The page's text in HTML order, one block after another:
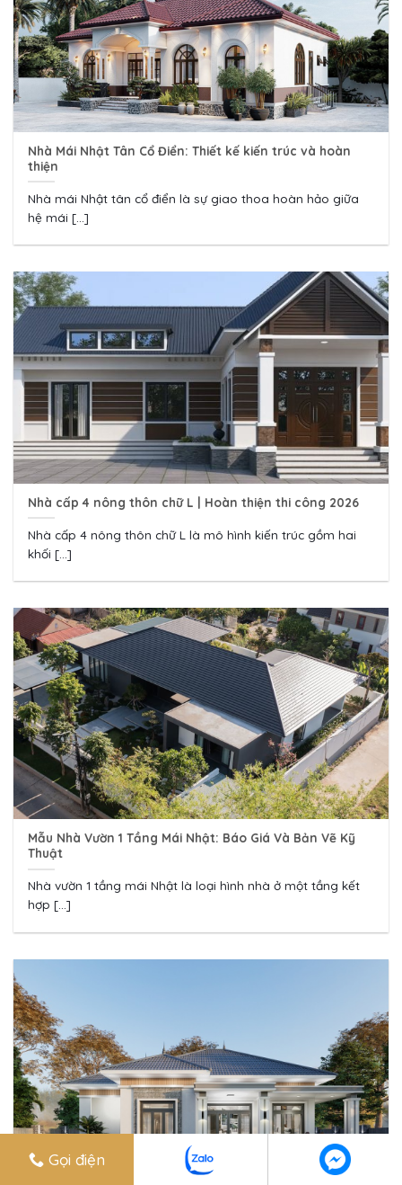
Nhà Mái Nhật Tân Cổ Điển: Thiết kế kiến trúc và hoàn
thiện
Nhà mái Nhật tân cổ điển là sự giao thoa hoàn hảo giữa
hệ mái [...]
Nhà cấp 4 nông thôn chữ L | Hoàn thiện thi công 2026
Nhà cấp 4 nông thôn chữ L là mô hình kiến trúc gồm hai
khối [...]
Mẫu Nhà Vườn 1 Tầng Mái Nhật: Báo Giá Và Bản Vẽ Kỹ
Thuật
Nhà vườn 1 tầng mái Nhật là loại hình nhà ở một tầng kết
hợp [...]
Gọi điện